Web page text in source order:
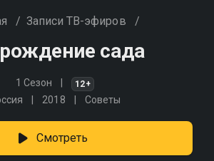
/ Записи ТВ-эфиров /
сада
1 Сезон 12+
2018 Советы
Смотреть